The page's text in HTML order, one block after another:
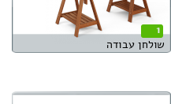
1
שולחן עבודה